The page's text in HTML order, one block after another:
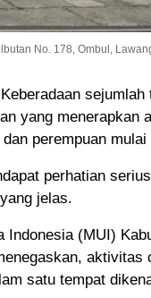
No. 178, Ombul,
sejumlah
yang menerapkan
perempuan
perhatian
jelas.
Indonesia (MUI)
aktivitas
satu tempat